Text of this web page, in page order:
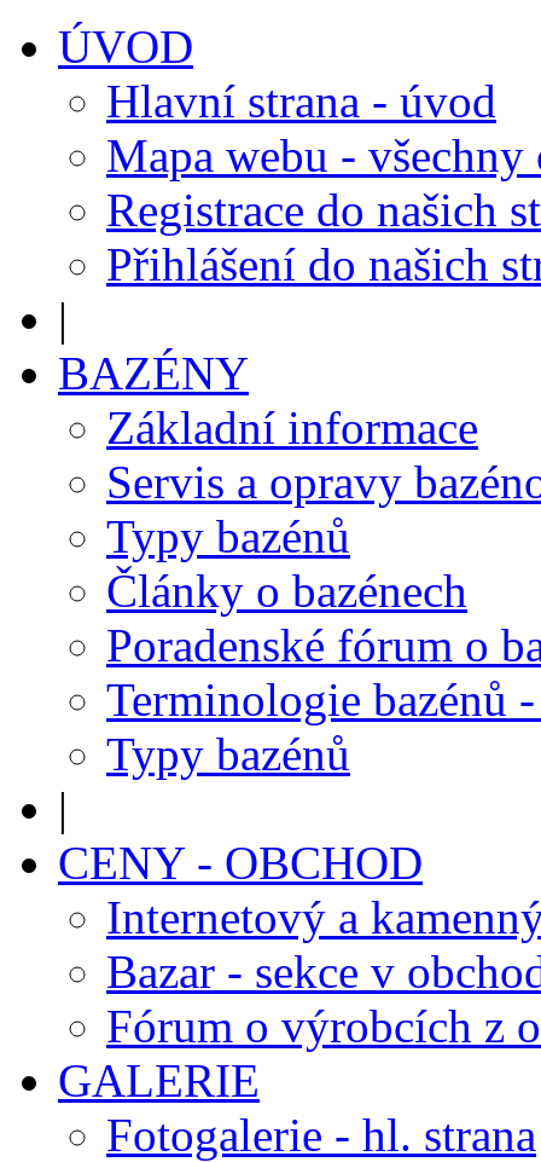
ÚVOD
Hlavní strana - úvod
Mapa webu - všechny
Registrace do našich
Přihlášení do našich
|
BAZÉNY
Základní informace
Servis a opravy
Typy bazénů
Články o bazénech
Poradenské fórum o
Terminologie bazénů
Typy bazénů
|
CENY - OBCHOD
Internetový a
Bazar - sekce v
Fórum o výrobcích z
GALERIE
Fotogalerie - hl. strana